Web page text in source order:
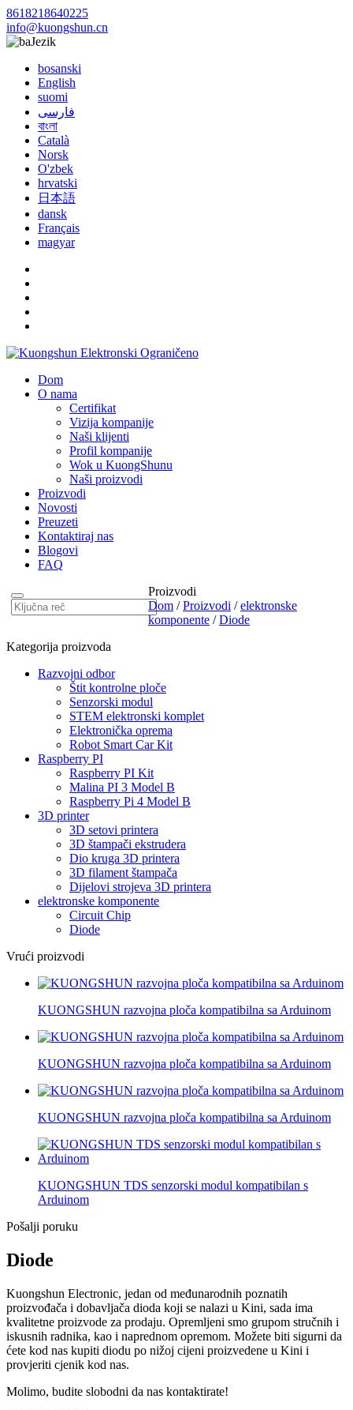
8618218640225
info@kuongshun.cn
Jezik
bosanski
English
suomi
فارسی
বাংলা
Català
Norsk
O'zbek
hrvatski
日本語
dansk
Français
magyar
Dom
O nama
Certifikat
Vizija kompanije
Naši klijenti
Profil kompanije
Wok u KuongShunu
Naši proizvodi
Proizvodi
Novosti
Preuzeti
Kontaktiraj nas
Blogovi
FAQ
Proizvodi
Dom /Proizvodi /elektronske
komponente /Diode
Kategorija proizvoda
Razvojni odbor
Štit kontrolne ploče
Senzorski modul
STEM elektronski komplet
Elektronička oprema
Robot Smart Car Kit
Raspberry PI
Raspberry PI Kit
Malina PI 3 Model B
Raspberry Pi 4 Model B
3D printer
3D setovi printera
3D štampači ekstrudera
Dio kruga 3D printera
3D filament štampača
Dijelovi strojeva 3D printera
elektronske komponente
Circuit Chip
Diode
Vrući proizvodi
KUONGSHUN razvojna ploča kompatibilna sa Arduinom
KUONGSHUN razvojna ploča kompatibilna sa Arduinom
KUONGSHUN razvojna ploča kompatibilna sa Arduinom
KUONGSHUN TDS senzorski modul kompatibilan s
Arduinom
Pošalji poruku
Diode
Kuongshun Electronic, jedan od međunarodnih poznatih
proizvođača i dobavljača dioda koji se nalazi u Kini, sada ima
kvalitetne proizvode za prodaju. Opremljeni smo grupom stručnih i
iskusnih radnika, kao i naprednom opremom. Možete biti sigurni da
ćete kod nas kupiti diodu po nižoj cijeni proizvedene u Kini i
provjeriti cjenik kod nas.
Molimo, budite slobodni da nas kontaktirate!